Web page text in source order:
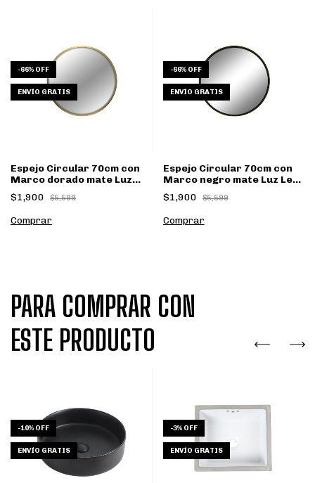
-66% OFF
ENVÍO GRATIS
Espejo Circular 70cm con
Marco dorado mate Luz
Led Encendido touch
$1,900 $5,599
-66% OFF
ENVÍO GRATIS
Espejo Circular 70cm con
Marco negro mate Luz Led
Encendido touch
$1,900 $5,599
PARA COMPRAR CON
ESTE PRODUCTO
-10% OFF
ENVÍO GRATIS
-3% OFF
ENVÍO GRATIS